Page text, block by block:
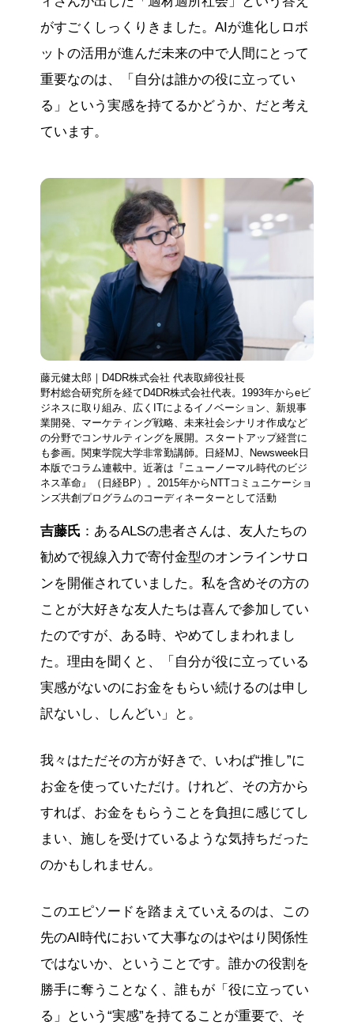
がすごくしっくりきました。AIが進化しロボ
ットの活用が進んだ未来の中で人間にとって
重要なのは、「自分は誰かの役に立ってい
る」という実感を持てるかどうか、だと考え
ています。
藤元健太郎｜D4DR株式会社 代表取締役社長
野村総合研究所を経てD4DR株式会社代表。1993年からeビ
ジネスに取り組み、広くITによるイノベーション、新規事
業開発、マーケティング戦略、未来社会シナリオ作成など
の分野でコンサルティングを展開。スタートアップ経営に
も参画。関東学院大学非常勤講師。日経MJ、Newsweek日
本版でコラム連載中。近著は『ニューノーマル時代のビジ
ネス革命』（日経BP）。2015年からNTTコミュニケーショ
ンズ共創プログラムのコーディネーターとして活動
吉藤氏 ：あるALSの患者さんは、友人たちの
勧めで視線入力で寄付金型のオンラインサロ
ンを開催されていました。私を含めその方の
ことが大好きな友人たちは喜んで参加してい
たのですが、ある時、やめてしまわれまし
た。理由を聞くと、「自分が役に立っている
実感がないのにお金をもらい続けるのは申し
訳ないし、しんどい」と。
我々はただその方が好きで、いわば“推し”に
お金を使っていただけ。けれど、その方から
すれば、お金をもらうことを負担に感じてし
まい、施しを受けているような気持ちだった
のかもしれません。
このエピソードを踏まえていえるのは、この
先のAI時代において大事なのはやはり関係性
ではないか、ということです。誰かの役割を
勝手に奪うことなく、誰もが「役に立ってい
る」という“実感”を持てることが重要で、そ